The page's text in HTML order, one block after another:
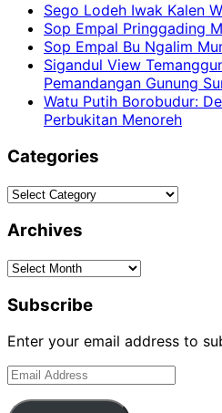
Sego Lodeh Iwak Kalen
Sop Empal Pringgading
Sop Empal Bu Ngalim
Sigandul View
Pemandangan Gunung
Watu Putih Borobudur:
Perbukitan Menoreh
Categories
Categories
Archives
Archives
Subscribe
Enter your email address to
Email